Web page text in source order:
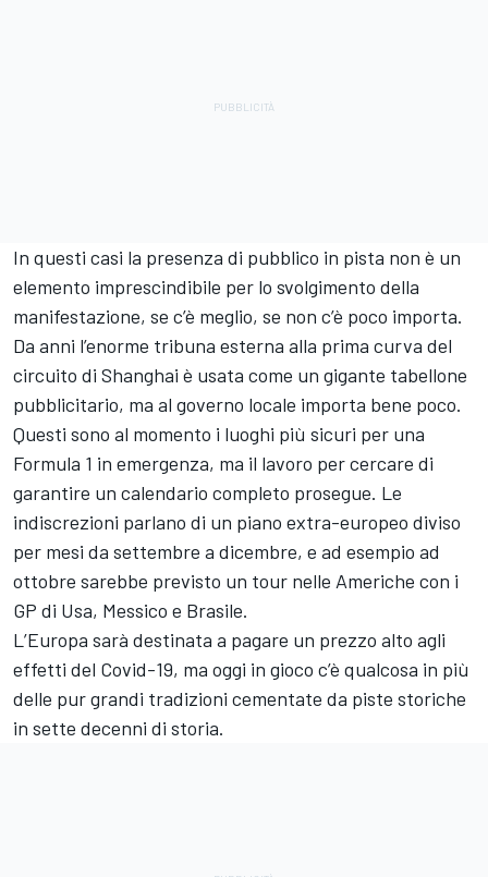
In questi casi la presenza di pubblico in pista non è un
elemento imprescindibile per lo svolgimento della
manifestazione, se c’è meglio, se non c’è poco importa.
Da anni l’enorme tribuna esterna alla prima curva del
circuito di Shanghai è usata come un gigante tabellone
pubblicitario, ma al governo locale importa bene poco.
Questi sono al momento i luoghi più sicuri per una
Formula 1 in emergenza, ma il lavoro per cercare di
garantire un calendario completo prosegue. Le
indiscrezioni parlano di un piano extra-europeo diviso
per mesi da settembre a dicembre, e ad esempio ad
ottobre sarebbe previsto un tour nelle Americhe con i
GP di Usa, Messico e Brasile.
L’Europa sarà destinata a pagare un prezzo alto agli
effetti del Covid-19, ma oggi in gioco c’è qualcosa in più
delle pur grandi tradizioni cementate da piste storiche
in sette decenni di storia.